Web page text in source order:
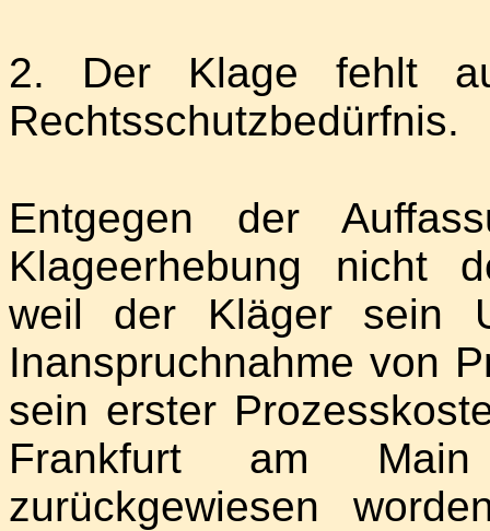
2. Der Klage fehlt
Rechtsschutzbedürfnis.
Entgegen der
Klageerhebung nicht
weil der Kläger sein
Inanspruchnahme von
sein erster
Frankfurt am Main
zurückgewiesen